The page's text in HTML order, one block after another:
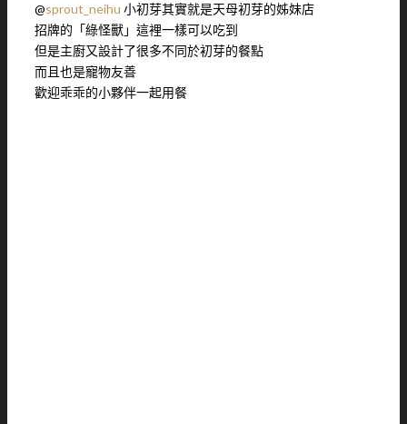
@sprout_neihu 小初芽其實就是天母初芽的姊妹店
招牌的「綠怪獸」這裡一樣可以吃到
但是主廚又設計了很多不同於初芽的餐點
而且也是寵物友善
歡迎乖乖的小夥伴一起用餐